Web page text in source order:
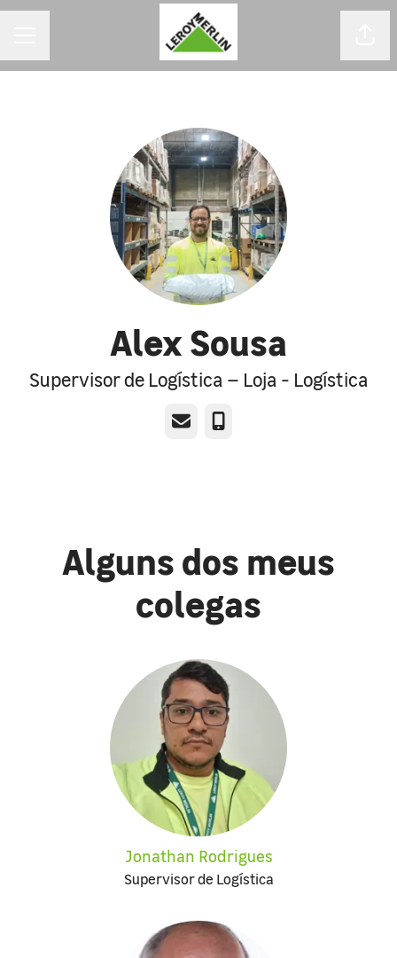
Alex Sousa
Supervisor de Logística – Loja - Logística
E-mail Telefone
Alguns dos meus
colegas
Jonathan Rodrigues
Supervisor de Logística